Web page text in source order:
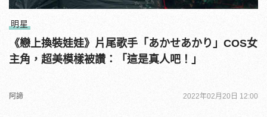
明星
《戀上換裝娃娃》片尾歌手「あかせあかり」COS女
主角，超美模樣被讚：「這是真人吧！」
阿諦 2022年02月20日 12:00